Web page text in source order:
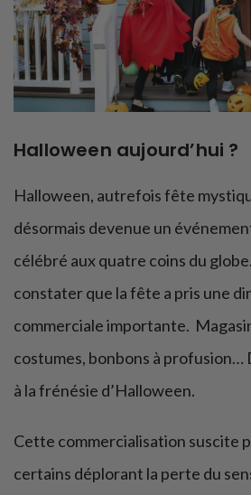
Halloween aujourd’hui ?
Halloween, autrefois fête
désormais devenue un
célébré aux quatre coins du
constater que la fête a pris une
commerciale importante.
costumes, bonbons à profusion…
à la frénésie d’Halloween.
Cette commercialisation suscite
certains déplorant la perte du